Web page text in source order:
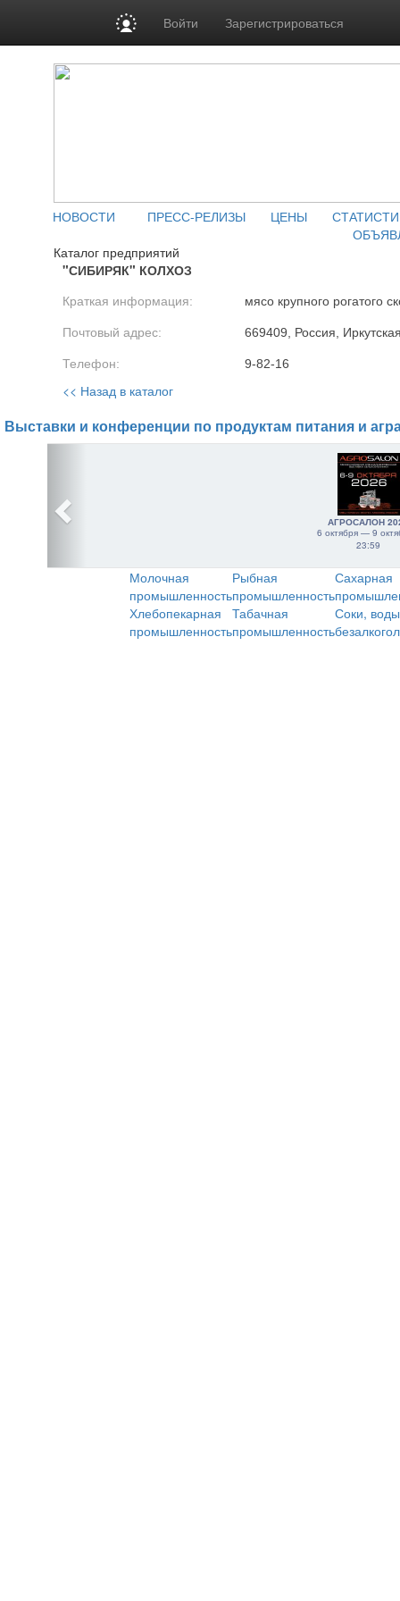
Войти Зарегистрироваться
НОВОСТИ ПРЕСС-РЕЛИЗЫ ЦЕНЫ
Каталог предприятий
"СИБИРЯК" КОЛХОЗ
Краткая информация: мясо крупного рогатого
Почтовый адрес: 669409, Россия,
Телефон: 9-82-16
<< Назад в каталог
Выставки и конференции по продуктам питания и
АГРОСАЛОН
6 октября — 9
23:59
Молочная
промышленность
Рыбная
промышленность
Сахарная
Хлебопекарная
промышленность
Табачная
промышленность
Соки,